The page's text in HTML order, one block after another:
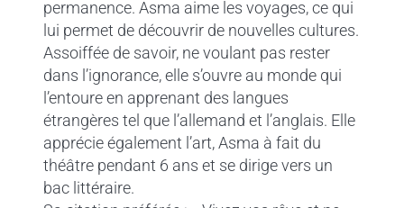
permanence. Asma aime les voyages, ce qui
lui permet de découvrir de nouvelles cultures.
Assoiffée de savoir, ne voulant pas rester
dans l’ignorance, elle s’ouvre au monde qui
l’entoure en apprenant des langues
étrangères tel que l’allemand et l’anglais. Elle
apprécie également l’art, Asma à fait du
théâtre pendant 6 ans et se dirige vers un
bac littéraire.